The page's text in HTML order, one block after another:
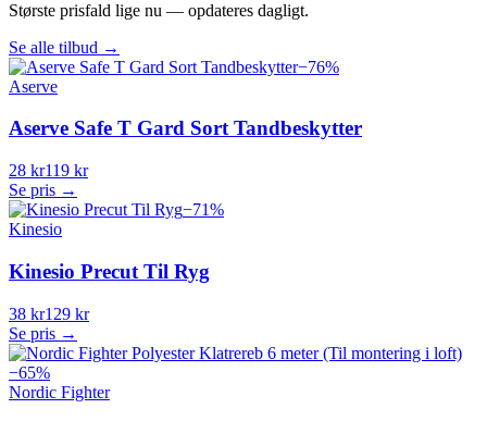
Største prisfald lige nu — opdateres dagligt.
Se alle tilbud →
−76%
Aserve
Aserve Safe T Gard Sort Tandbeskytter
28 kr119 kr
Se pris →
−71%
Kinesio
Kinesio Precut Til Ryg
38 kr129 kr
Se pris →
−65%
Nordic Fighter